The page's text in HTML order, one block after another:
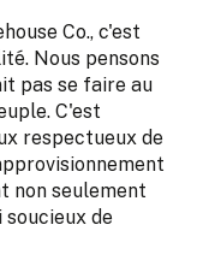
Co., c'est
Nous pensons
pas se faire au
C'est
respectueux de
non seulement
de